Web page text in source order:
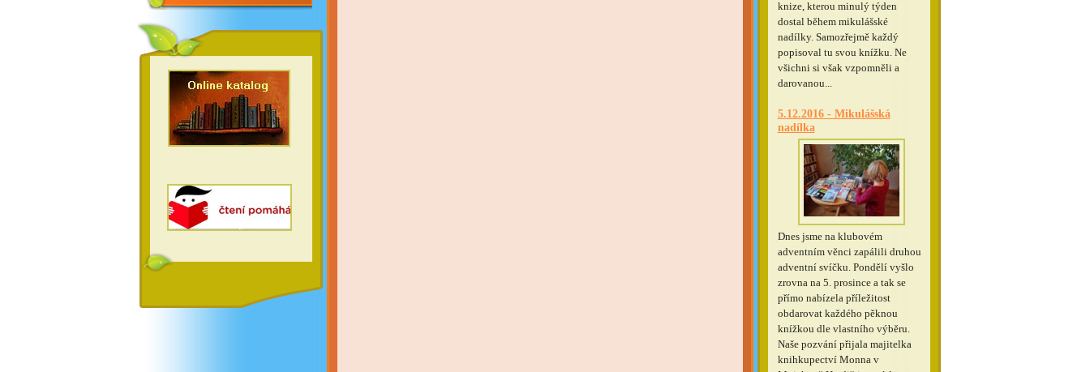
knize, kterou minulý týden
dostal během mikulášské
nadílky. Samozřejmě každý
popisoval tu svou knížku. Ne
všichni si však vzpomněli a
darovanou...
5.12.2016 - Mikulášská
nadílka
Dnes jsme na klubovém
adventním věnci zapálili druhou
adventní svíčku. Pondělí vyšlo
zrovna na 5. prosince a tak se
přímo nabízela příležitost
obdarovat každého pěknou
knížkou dle vlastního výběru.
Naše pozvání přijala majitelka
knihkupectví Monna v